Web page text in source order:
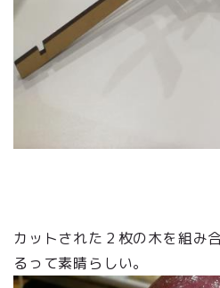
カットされた２枚の木を組み
るって素晴らしい。